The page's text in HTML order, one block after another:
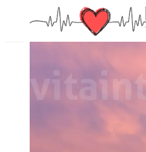
PRECEDENTE: LA